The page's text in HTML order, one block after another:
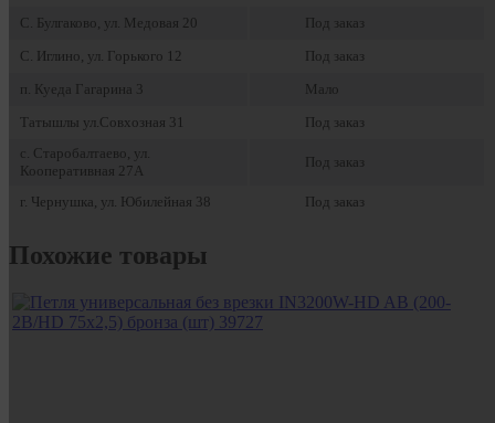
С. Булгаково, ул. Медовая 20
Под заказ
С. Иглино, ул. Горького 12
Под заказ
п. Куеда Гагарина 3
Мало
Татышлы ул.Совхозная 31
Под заказ
с. Старобалтаево, ул.
Кооперативная 27А
Под заказ
г. Чернушка, ул. Юбилейная 38 Под заказ
Похожие товары